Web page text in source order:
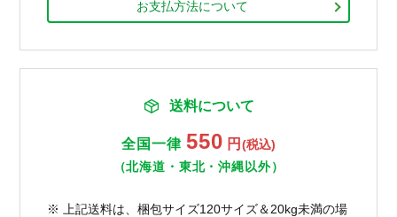
お支払方法について
送料について
全国一律 550 円 (税込)
（北海道・東北・沖縄以外）
※ 上記送料は、梱包サイズ120サイズ＆20kg未満の場